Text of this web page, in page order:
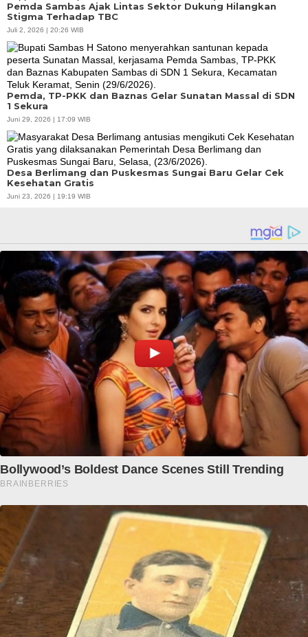
Pemda Sambas Ajak Lintas Sektor Dukung Hilangkan
Stigma Terhadap TBC
Juli 2, 2026 | 20:26 WIB
Pemda, TP-PKK dan Baznas Gelar Sunatan Massal di SDN
1 Sekura
Juni 29, 2026 | 17:09 WIB
Desa Berlimang dan Puskesmas Sungai Baru Gelar Cek
Kesehatan Gratis
Juni 23, 2026 | 19:19 WIB